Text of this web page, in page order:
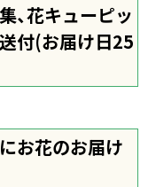
、花キューピッ
付(お届け日25
お花のお届け